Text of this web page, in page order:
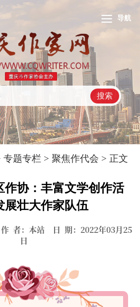
导航
搜索
专题专栏 >聚焦作代会 > 正文
作协：丰富文学创作活
展壮大作家队伍
者：本站 日 期：2022年03月25
日